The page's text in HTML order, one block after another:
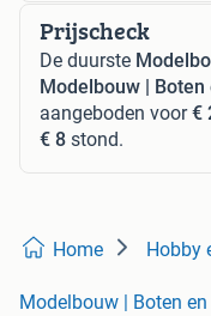
Prijscheck
De duurste
Modelbouw | Boten
aangeboden voor€
€ 8 stond.
Home Hobby
Modelbouw | Boten en